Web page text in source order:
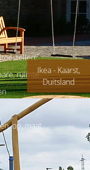
Ikea - Kaarst,
Duitsland
ruimte
op, maat